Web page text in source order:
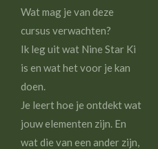
Wat mag je van deze
cursus verwachten?
Ik leg uit wat Nine Star Ki
is en wat het voor je kan
doen.
Je leert hoe je ontdekt wat
jouw elementen zijn. En
wat die van een ander zijn,